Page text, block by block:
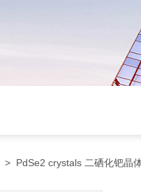
> PdSe2 crystals 二硒化钯晶